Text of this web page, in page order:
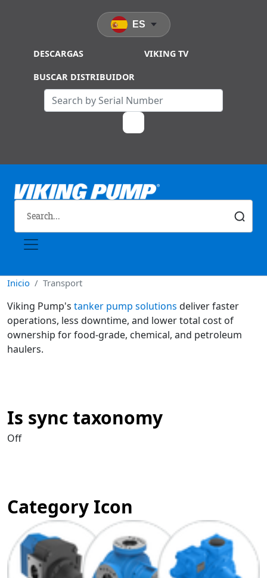
DESCARGAS VIKING TV
BUSCAR DISTRIBUIDOR
ES
Inicio Transport
Viking Pump's tanker pump solutions deliver faster
operations, less downtime, and lower total cost of
ownership for food-grade, chemical, and petroleum
haulers.
Is sync taxonomy
Off
Category Icon